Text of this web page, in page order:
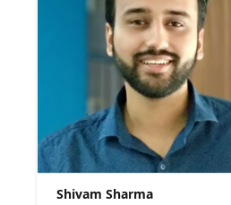
Shivam Sharma